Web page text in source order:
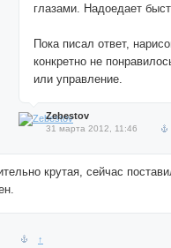
глазами. Надоедает
Пока писал ответ,
конкретно не
или управление.
Zebestov
31 марта 2012, 11:46
крутая, сейчас
↑